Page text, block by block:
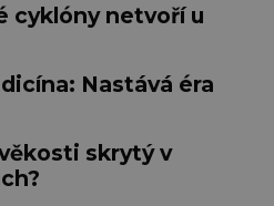
cyklóny netvoří u
Nastává éra
skrytý v